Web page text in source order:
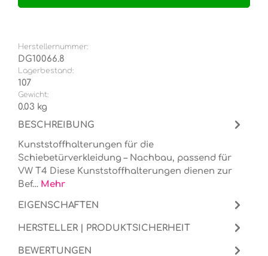
Herstellernummer:
DG10066.8
Lagerbestand:
107
Gewicht:
0.03 kg
BESCHREIBUNG
Kunststoffhalterungen für die
Schiebetürverkleidung – Nachbau, passend für
VW T4 Diese Kunststoffhalterungen dienen zur
Bef… Mehr
EIGENSCHAFTEN
HERSTELLER | PRODUKTSICHERHEIT
BEWERTUNGEN